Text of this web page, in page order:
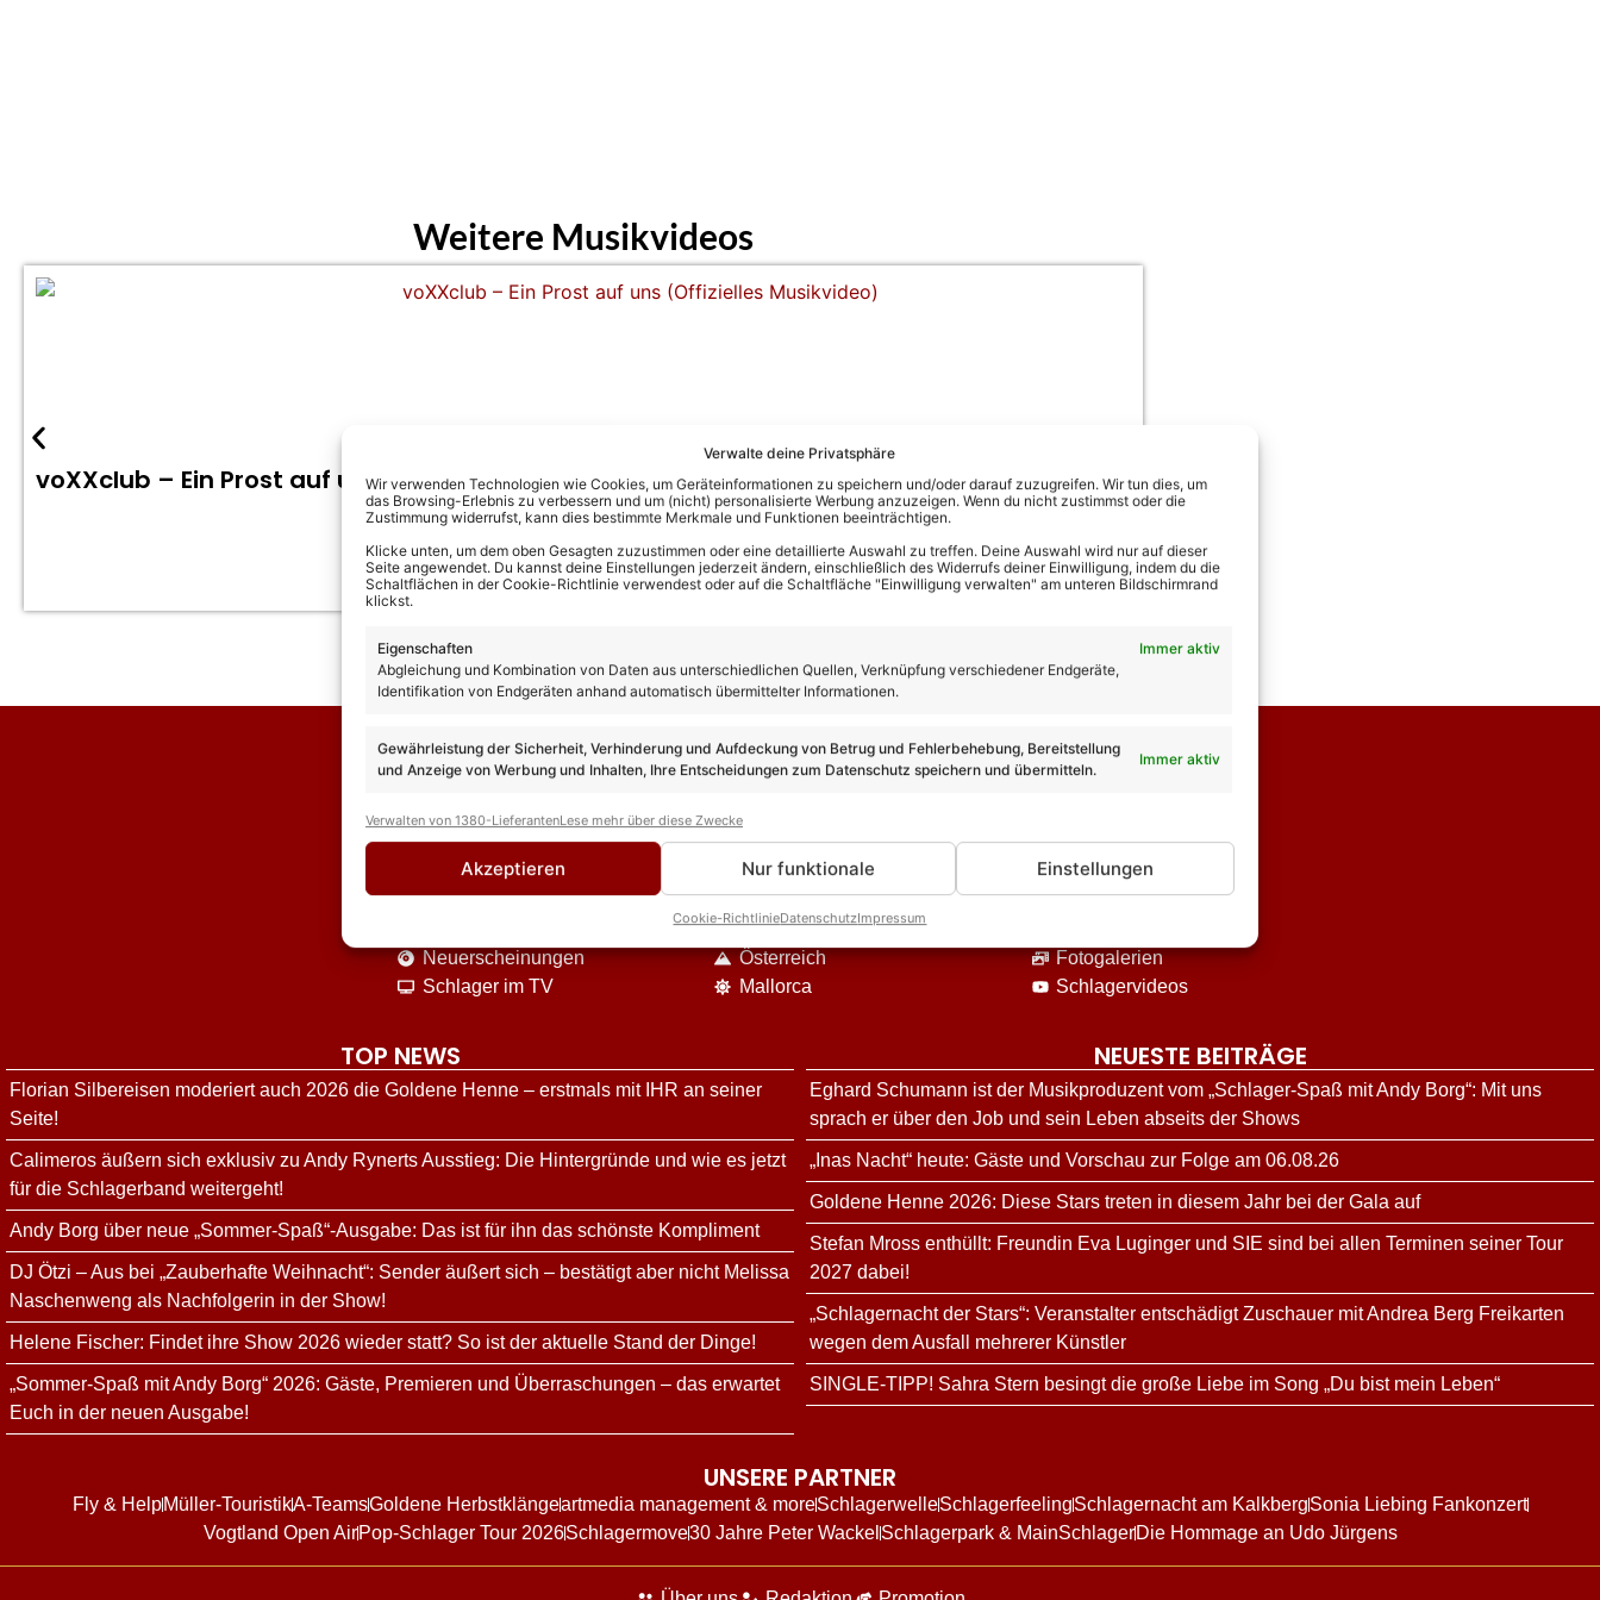
Verwalte deine Privatsphäre
Wir verwenden Technologien wie Cookies, um Geräteinformationen zu speichern und/oder darauf zuzugreifen. Wir tun dies, um
das Browsing-Erlebnis zu verbessern und um (nicht) personalisierte Werbung anzuzeigen. Wenn du nicht zustimmst oder die
Zustimmung widerrufst, kann dies bestimmte Merkmale und Funktionen beeinträchtigen.
Klicke unten, um dem oben Gesagten zuzustimmen oder eine detaillierte Auswahl zu treffen. Deine Auswahl wird nur auf dieser
Seite angewendet. Du kannst deine Einstellungen jederzeit ändern, einschließlich des Widerrufs deiner Einwilligung, indem du die
Schaltflächen in der Cookie-Richtlinie verwendest oder auf die Schaltfläche "Einwilligung verwalten" am unteren Bildschirmrand
klickst.
Eigenschaften
Immer aktiv
Abgleichung und Kombination von Daten aus unterschiedlichen Quellen, Verknüpfung verschiedener Endgeräte,
Identifikation von Endgeräten anhand automatisch übermittelter Informationen.
Gewährleistung der Sicherheit, Verhinderung und Aufdeckung von Betrug und Fehlerbehebung, Bereitstellung
und Anzeige von Werbung und Inhalten, Ihre Entscheidungen zum Datenschutz speichern und übermitteln.
Immer aktiv
Verwalten von 1380-LieferantenLese mehr über diese Zwecke
Akzeptieren Nur funktionale Einstellungen
Cookie-RichtlinieDatenschutzImpressum
Weitere Musikvideos
voXXclub – Ein Prost auf uns (Offizielles Musikvideo) Julian Sommer, Frenzy & Calvin
DIE VIELFALT UNSERES ANGEBOTES
News
Neuerscheinungen
Schlager im TV
Event-Berichte
Reisen
Österreich
Mallorca
Unterhaltung
Fotogalerien
Schlagervideos
TOP NEWS
Florian Silbereisen moderiert auch 2026 die Goldene Henne – erstmals mit IHR an seiner
Seite!
Calimeros äußern sich exklusiv zu Andy Rynerts Ausstieg: Die Hintergründe und wie es jetzt
für die Schlagerband weitergeht!
Andy Borg über neue „Sommer-Spaß“-Ausgabe: Das ist für ihn das schönste Kompliment
DJ Ötzi – Aus bei „Zauberhafte Weihnacht“: Sender äußert sich – bestätigt aber nicht Melissa
Naschenweng als Nachfolgerin in der Show!
Helene Fischer: Findet ihre Show 2026 wieder statt? So ist der aktuelle Stand der Dinge!
„Sommer-Spaß mit Andy Borg“ 2026: Gäste, Premieren und Überraschungen – das erwartet
Euch in der neuen Ausgabe!
NEUESTE BEITRÄGE
Eghard Schumann ist der Musikproduzent vom „Schlager-Spaß mit Andy Borg“: Mit uns
sprach er über den Job und sein Leben abseits der Shows
„Inas Nacht“ heute: Gäste und Vorschau zur Folge am 06.08.26
Goldene Henne 2026: Diese Stars treten in diesem Jahr bei der Gala auf
Stefan Mross enthüllt: Freundin Eva Luginger und SIE sind bei allen Terminen seiner Tour
2027 dabei!
„Schlagernacht der Stars“: Veranstalter entschädigt Zuschauer mit Andrea Berg Freikarten
wegen dem Ausfall mehrerer Künstler
SINGLE-TIPP! Sahra Stern besingt die große Liebe im Song „Du bist mein Leben“
UNSERE PARTNER
Fly & HelpMüller-TouristikA-TeamsGoldene Herbstklängeartmedia management & moreSchlagerwelleSchlagerfeelingSchlagernacht am KalkbergSonia Liebing Fankonzert
Vogtland Open AirPop-Schlager Tour 2026Schlagermove30 Jahre Peter Wackel Schlagerpark & MainSchlagerDie Hommage an Udo Jürgens